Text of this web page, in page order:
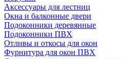
Аксессуары для лестниц
Окна и балконные двери
Подоконники деревянные
Подоконники ПВХ
Отливы и откосы для окон
Фурнитура для окон ПВХ